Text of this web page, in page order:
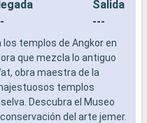
Salida
---
los templos de Angkor en
que mezcla lo antiguo
obra maestra de la
templos
Descubra el Museo
del arte jemer.